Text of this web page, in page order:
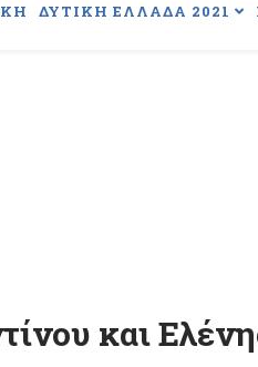
ΔΥΤΙΚΗ ΕΛΛΑΔΑ 2021
και